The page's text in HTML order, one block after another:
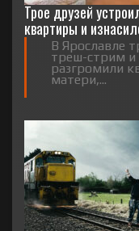
Трое друзей
квартиры и
В Ярославле
треш-стрим и
разгромили
матери,...